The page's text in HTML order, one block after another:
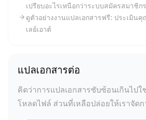
เปรียบอะไรเหนือกว่าระบบสมัครสมาชิก
ดูตัวอย่างงานแปลเอกสารฟรี: ประเมิน
เลย์เอาต์
แปลเอกสารต่อ
คิดว่าการแปลเอกสารซับซ้อนเกินไปใ
โหลดไฟล์ ส่วนที่เหลือปล่อยให้เราจัดก